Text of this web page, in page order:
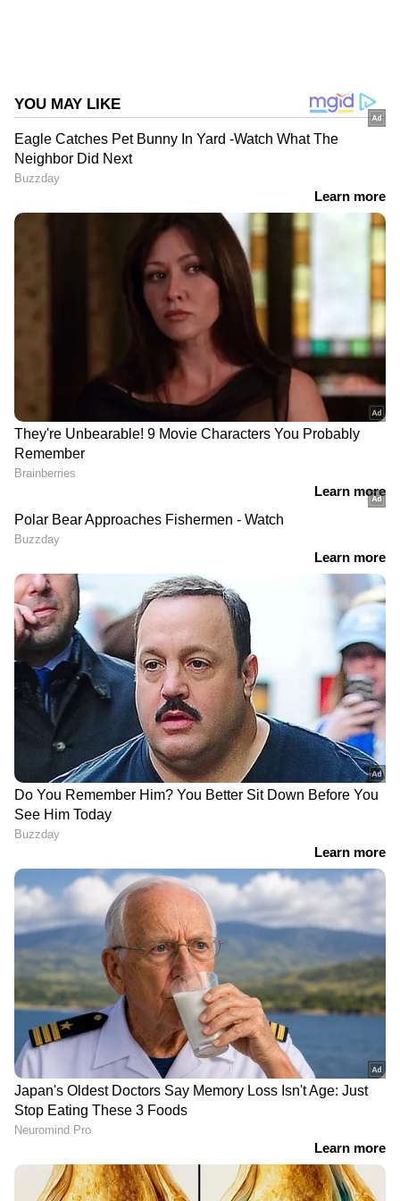
കേരളത്തിലെ എല്ലാ Local News
അറിയാൻ
എപ്പോഴും ഏഷ്യാനെറ്റ് ന്യൂസ് വാർത്തകൾ.
Malayalam News
ആഴത്തിലുള്ള വിശകലനവും സമഗ്രമായ
ഏത് സമയത്തും, എവിടെയും
വിശ്വസനീയമായ വാർത്തകൾ ലഭിക്കാൻ
Asianet News Malayalam
RECOMMENDED STORIES
സീക്രട്ട് ലോക്കർ,
നിസാറിൻ്റെയും
പ്രളയബാധിതർക്ക് വീടും
പശുക്കൾക്ക് തൊഴുത്തും
നൽകി,